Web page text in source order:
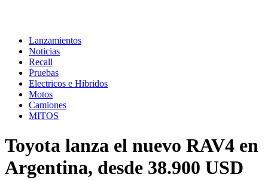
Lanzamientos
Noticias
Recall
Pruebas
Electricos e Hibridos
Motos
Camiones
MITOS
Toyota lanza el nuevo RAV4 en
Argentina, desde 38.900 USD